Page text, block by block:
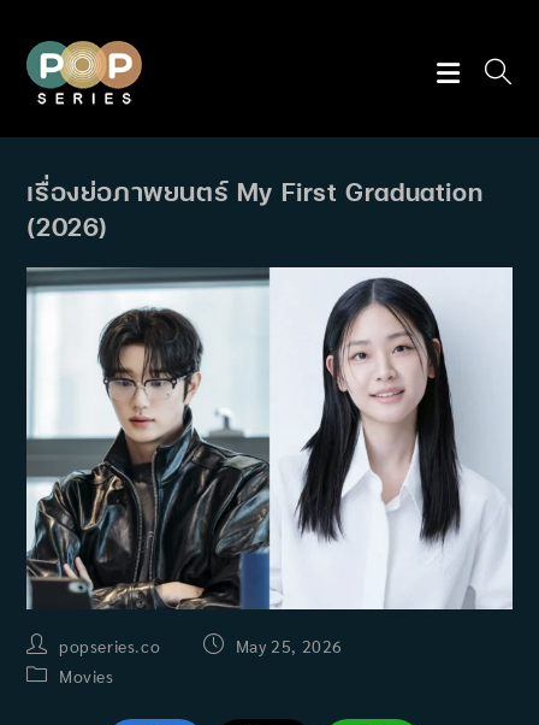
content
เรื่องย่อภาพยนตร์ My First Graduation
(2026)
Post
author:
popseries.co
PostMay 25, 2026
PostMovies